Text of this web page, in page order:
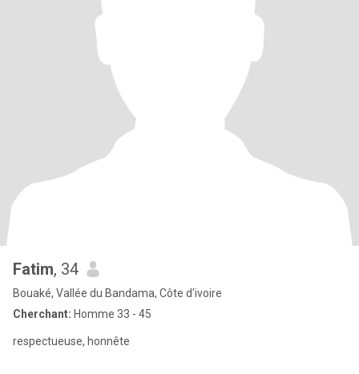
Fatim, 34
Bouaké, Vallée du Bandama, Côte d'ivoire
Cherchant: Homme 33 - 45
respectueuse, honnête